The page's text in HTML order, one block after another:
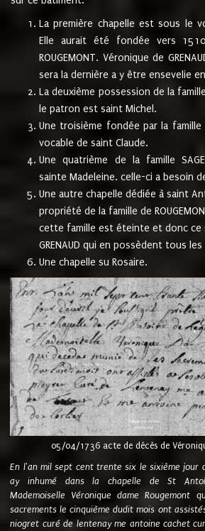
La première chapelle est sous le
Elle aurait été fondée vers
ROUGEMONT. Véronique de
sera la dernière a y être ensevelie
La deuxième possession de la
le patron est saint Michel.
Une troisième fondée par la famille
vocable de saint Claude.
Une quatrième de la famille
sainte Madeleine. celle-ci a besoin
Une autre chapelle dédiée à saint
propriété de la famille de
cette famille est éteinte et donc ce
GRENAUD qui en possèdent tous les
Une chapelle su Rosaire.
05/04/1736 acte de décès de
En l'an mil sept cent trente six le sixième jour
ay inhumé dans la chapelle de St
Mademoiselle Véronique dame Rougemont
sacrements le cinquième dudit mois ont
niogret curé de lentenay me antoine cachet